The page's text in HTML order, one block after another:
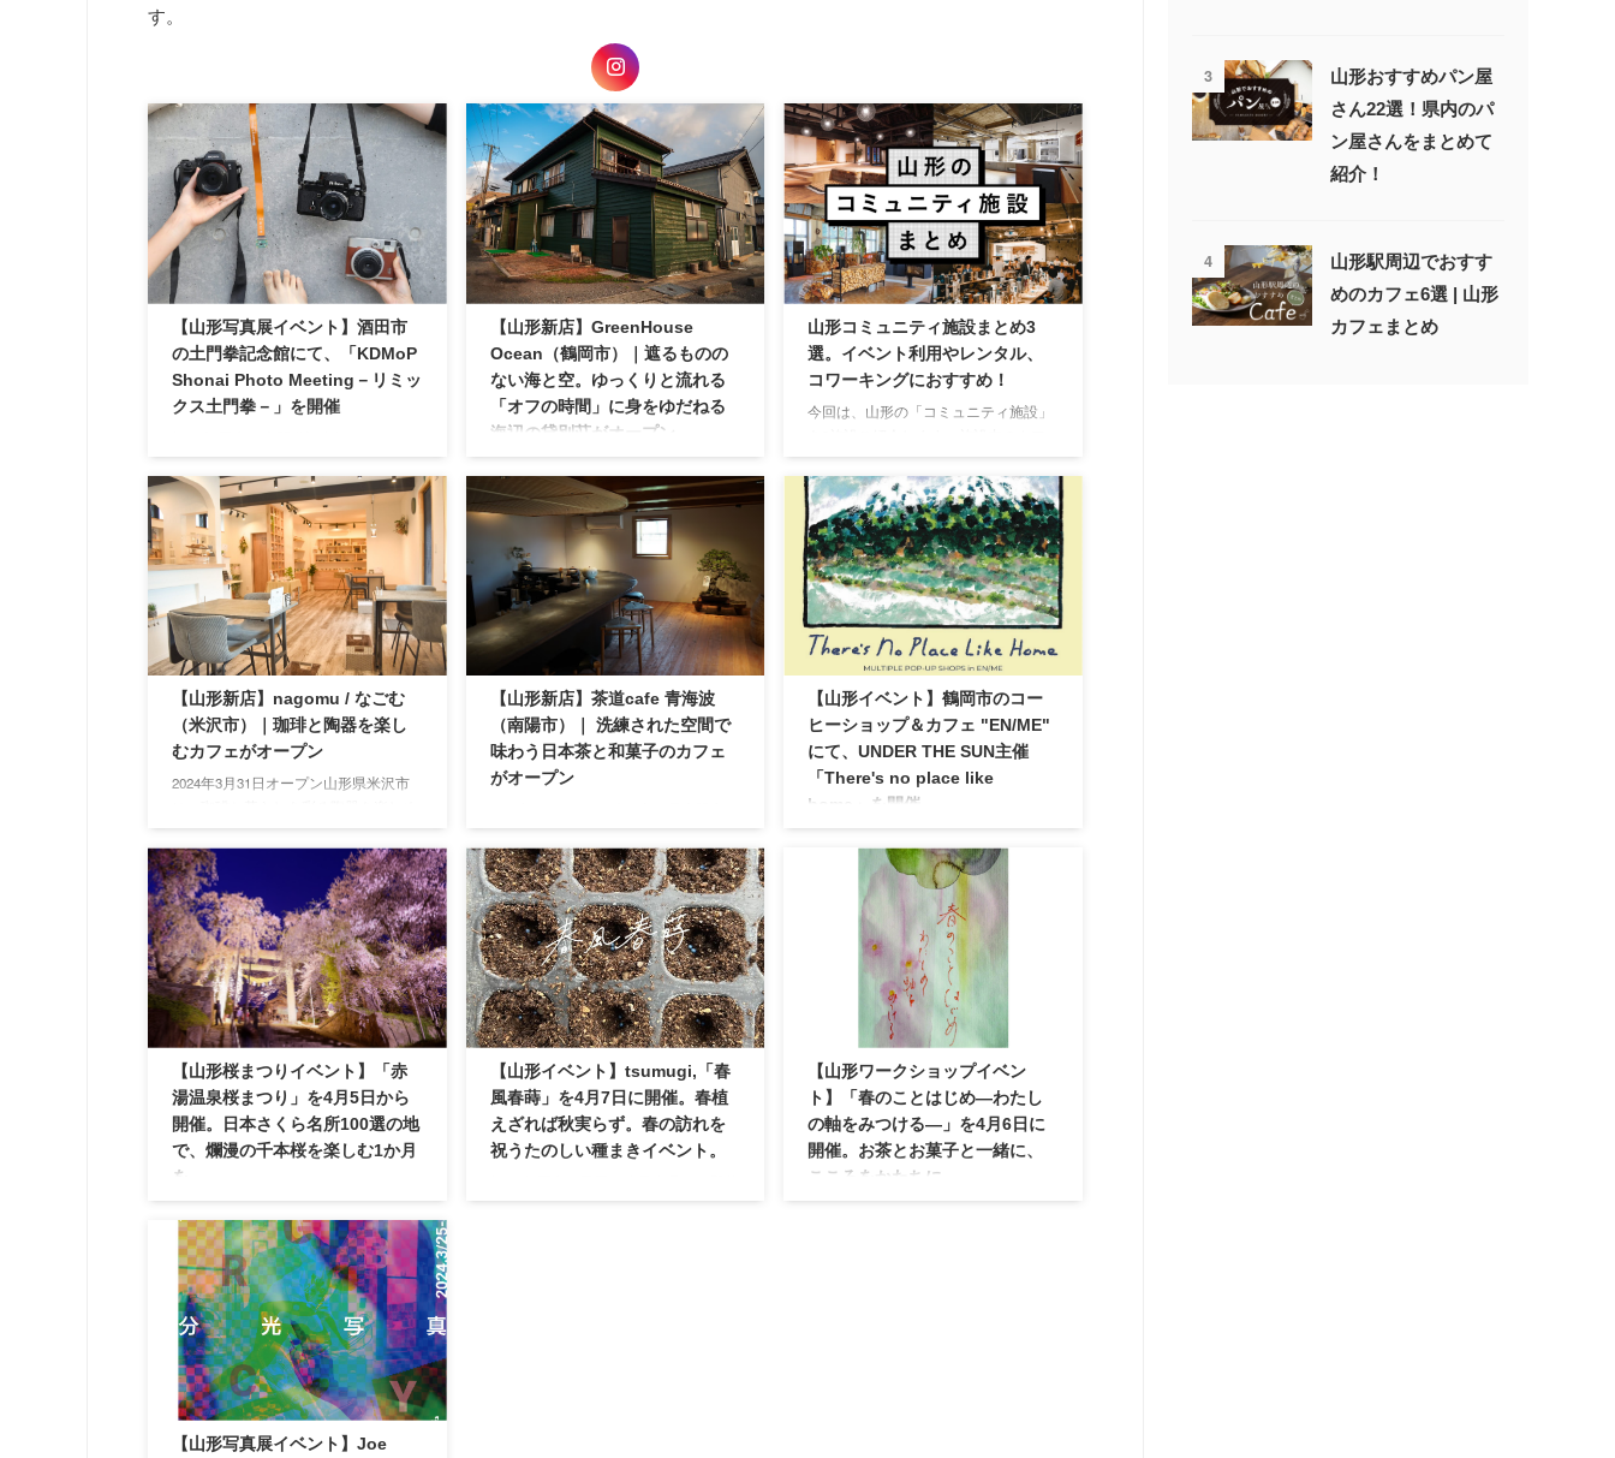
す。
【山形写真展イベント】酒田市
の土門拳記念館にて、「KDMoP
Shonai Photo Meeting－リミッ
クス土門拳－」を開催
で開催中です。 「KDMoP」とは土門
拳記念館の英語名（Ken Domon
Museum of Photography)。2023年11月
に、地元庄内地域の写真家や美術家た
ちを中心とした交流や活動の場を新た
に創出することを目指し、立ち上げら
れたプロジェクトです。 写真表現が多
様化する今日にあって、20世紀を代表
する写真家、土門拳の故郷である庄内
エリアで、現代作家の活動の場を広げ
ていく、という想いから、本イベント
が企画されました。 本 ...
【山形新店】GreenHouse
Ocean（鶴岡市）｜遮るものの
ない海と空。ゆっくりと流れる
「オフの時間」に身をゆだねる
海辺の貸別荘がオープン
新潟県の県境に位置する鶴岡市鼠ヶ関
に、1日1組限定の海辺の貸別荘
「GreenHouse Ocean（グリーンハウス
オーシャン）」が7月にオープン予定
です。鼠ヶ関の海をすぐ目の前にした
こちらの施設のコンセプトは「青春の
お手伝い」。時間とともに表情を変え
る風景を、気の置けない仲間たちと眺
めながら過ごす時間は、なにものにも
代えがたい旅の思い出になることでし
ょう。 おすすめのポイント 鼠ヶ関の
海と空を心ゆくまで味わえる眺望 2階
からのオーシャンビュー GreenHouse
山形コミュニティ施設まとめ3
選。イベント利用やレンタル、
コワーキングにおすすめ！
今回は、山形の「コミュニティ施設」
ベントや展示会等の開催、レンタルス
ペースの使用など、さまざまな用途で
ご利用いただけます。お出かけの際の
ご参考に、ぜひチェックしてみてくだ
さいね。※イベント等の開催状況や視
察利用の詳細などは、紹介先の各サイ
トをご覧ください。 施設名市町村施設
所在地開館時間①やまがたクリエイテ
ィブシティセンターQ1山形市山形県山
形市本町1-5-19（山形市立第一小学校
旧校舎）9:00~22:00②OND川西町山形
県西置賜郡川 ...
【山形新店】nagomu / なごむ
（米沢市）｜珈琲と陶器を楽し
むカフェがオープン
2024年3月31日オープン山形県米沢市
た。日々の暮らしの中で当たり前のよ
うに使っている「陶器」。その魅力を
共有したい、という思いのもとオープ
ンした同店。珈琲にスイーツ、お食事
などを、お店で実際に扱っている素敵
な陶器を用いてゆっくりと味わうこと
ができます。 外観 店舗はチャコール
グレーを基調としたシャープな印象の
建物。山形から米沢方面へと向かう国
道13号線沿い、米沢市に入ってすぐの
ところに位置しています。道路沿いの
大きな看板が目印。 ...
【山形新店】茶道cafe 青海波
（南陽市）｜ 洗練された空間で
味わう日本茶と和菓子のカフェ
がオープン
ープンした「茶道cafe 青海波」。訪れ
たお客様にくつろぎと癒しの「お茶の
ひととき」を提供したい、そして日本
茶を身近に感じ、暮らしに取り入れる
きっかけとなりたい、という思いのも
とオープンした同店。厳選された抹茶
と和菓子を楽しむことができます。 料
理・メニュー 季節の和菓子と飲み物セ
ット（日本茶） 店内では抹茶をはじ
め、日本茶をベースとしたアレンジド
リンクを、美味しい和菓子と一緒に楽
しむことができます。 （左上）和菓子
/ 日本茶ラ ...
【山形イベント】鶴岡市のコー
ヒーショップ＆カフェ "EN/ME"
にて、UNDER THE SUN主催
「There's no place like
home」を開催
ェ「EN/ME」にて、4月20日と21日の2
日間、東京都池尻大橋のヘアサロン＆
古着屋のUNDER THE SUN主催
「There’s no place like home」を開催し
ます。「UNDER THE SUN」オーナー
の中川優也＆スタッフの谷田誠人が、
地元帰省中に訪れたEN/MEでオーナー
の笹原夫妻と出会ったことがきっかけ
でイベントの企画がスタート。同じ山
形県出身の同世代の思いが重なり、
「There’s no place like home」を開催す
ることとなりま ...
【山形桜まつりイベント】「赤
湯温泉桜まつり」を4月5日から
開催。日本さくら名所100選の地
で、爛漫の千本桜を楽しむ1か月
を。
温泉桜まつり」を4月1日から開催しま
す。 「日本さくら名所100選」にも数
えられる桜の名所「烏帽子山（えぼし
やま）公園」。日本最大級のエドヒガ
ンザクラの群生地でもあり、4月の桜
の時期には、小高い山の公園中に約千
本の桜が咲き誇ります。地域の人のみ
ならず、県内外からも多くの観光客が
訪れるこちらの桜まつり、期間中は日
中の桜を楽しめることはもちろん、夜
【山形イベント】tsumugi,「春
風春蒔」を4月7日に開催。春植
えざれば秋実らず。春の訪れを
祝うたのしい種まきイベント。
【山形ワークショップイベン
ト】「春のことはじめ―わたし
の軸をみつける―」を4月6日に
開催。お茶とお菓子と一緒に、
こころをかたちに。
【山形写真展イベント】Joe
3
山形おすすめパン屋
さん22選！県内のパ
ン屋さんをまとめて
紹介！
4
山形駅周辺でおすす
めのカフェ6選 | 山形
カフェまとめ